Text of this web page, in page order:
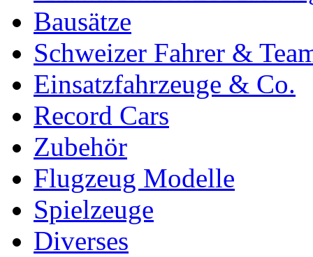
Bausätze
Schweizer Fahrer &
Einsatzfahrzeuge & Co.
Record Cars
Zubehör
Flugzeug Modelle
Spielzeuge
Diverses